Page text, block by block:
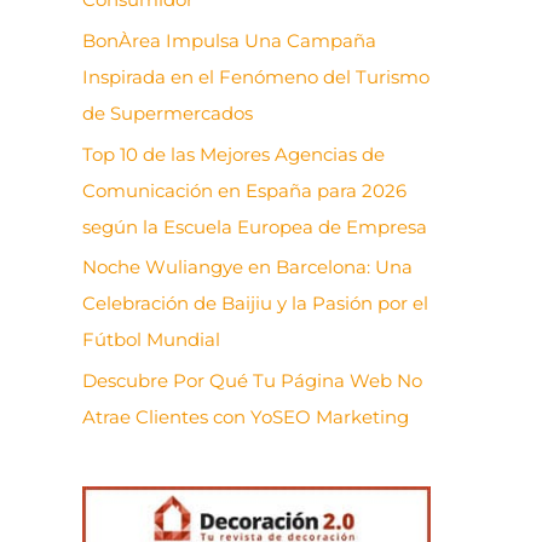
BonÀrea Impulsa Una Campaña
Inspirada en el Fenómeno del Turismo
de Supermercados
Top 10 de las Mejores Agencias de
Comunicación en España para 2026
según la Escuela Europea de Empresa
Noche Wuliangye en Barcelona: Una
Celebración de Baijiu y la Pasión por el
Fútbol Mundial
Descubre Por Qué Tu Página Web No
Atrae Clientes con YoSEO Marketing